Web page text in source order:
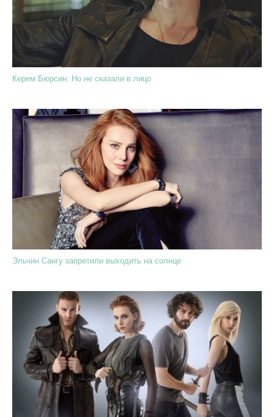
Керем Бюрсин: Но не сказали в лицо
Эльчин Сангу запретили выходить на солнце